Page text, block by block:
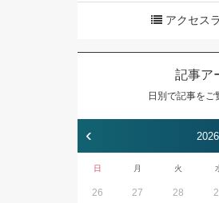
アクセス
記事ア
日別で記事をご
‹
日 月 火
26 27 28